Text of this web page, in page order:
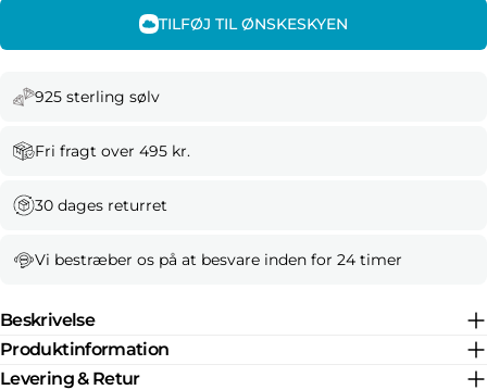
TILFØJ TIL ØNSKESKYEN
925 sterling sølv
Fri fragt over 495 kr.
30 dages returret
Vi bestræber os på at besvare inden for 24 timer
Beskrivelse
Produktinformation
Levering & Retur